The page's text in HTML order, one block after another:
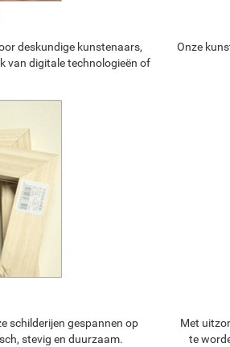
deskundige kunstenaars,
van digitale technologieën of
Onze
schilderijen gespannen op
stevig en duurzaam.
Met
te